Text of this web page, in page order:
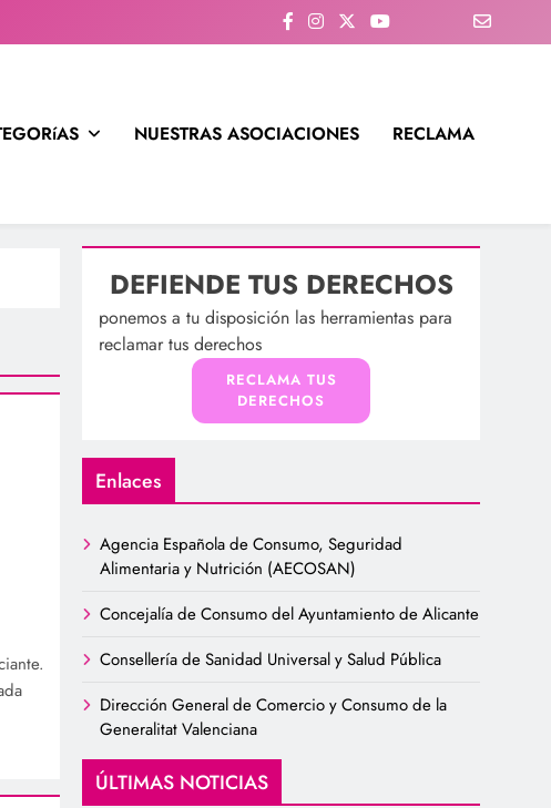
NUESTRAS ASOCIACIONES RECLAMA
DEFIENDE TUS DERECHOS
ponemos a tu disposición las herramientas para
reclamar tus derechos
RECLAMA TUS
DERECHOS
Enlaces
Agencia Española de Consumo, Seguridad
Alimentaria y Nutrición (AECOSAN)
Concejalía de Consumo del Ayuntamiento de Alicante
Consellería de Sanidad Universal y Salud Pública
Dirección General de Comercio y Consumo de la
Generalitat Valenciana
ÚLTIMAS NOTICIAS